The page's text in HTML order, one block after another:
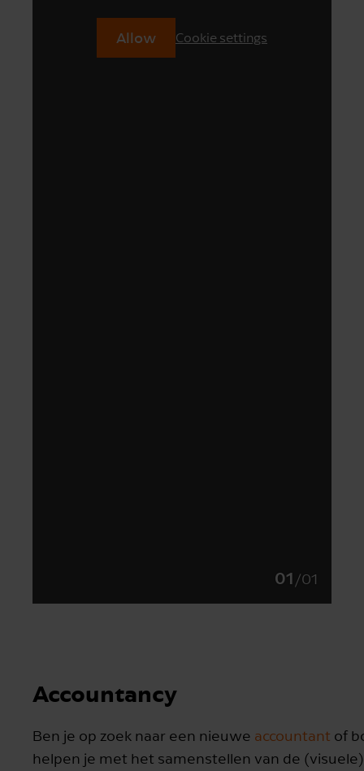
Allow Cookie settings
01/01
Accountancy
Ben je op zoek naar een nieuwe accountant of
helpen je met het samenstellen van de